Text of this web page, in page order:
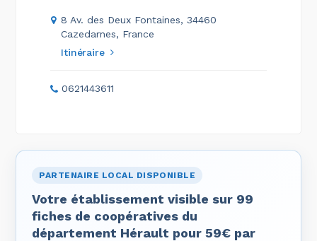
8 Av. des Deux Fontaines, 34460
Cazedarnes, France
Itinéraire
0621443611
PARTENAIRE LOCAL DISPONIBLE
Votre établissement visible sur 99
fiches de coopératives du
département Hérault pour 59€ par